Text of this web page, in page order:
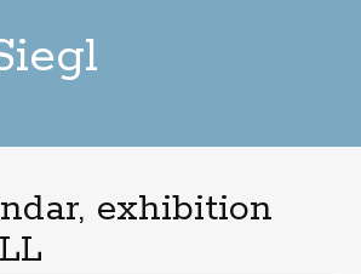
exhibition